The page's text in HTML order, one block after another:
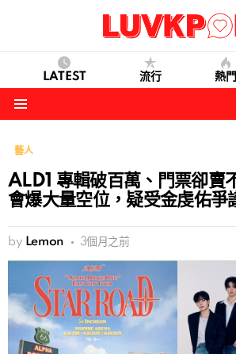
LATEST 流行 熱門
藝人
ALD1 專輯破百萬、門票卻賣
會爆大量空位，疑受金虔佑爭
by Lemon 3個月之前